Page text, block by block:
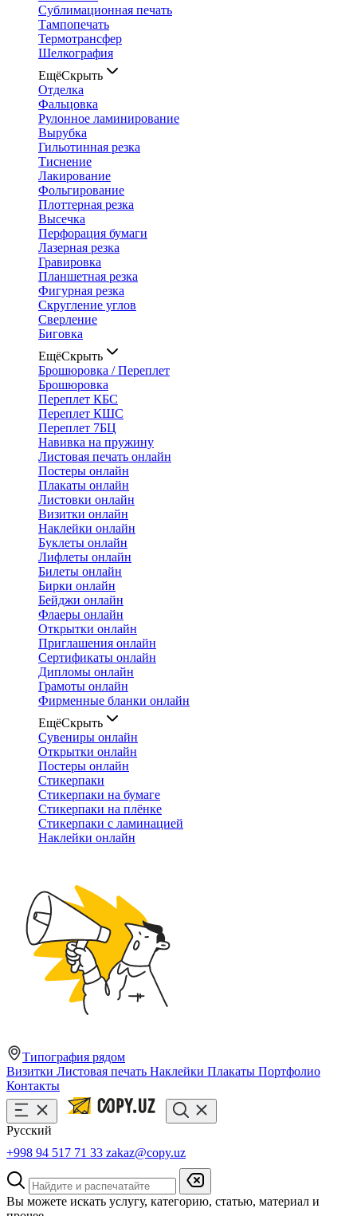
Сублимационная печать
Тампопечать
Термотрансфер
Шелкография
ЕщёСкрыть
Отделка
Фальцовка
Рулонное ламинирование
Вырубка
Гильотинная резка
Тиснение
Лакирование
Фольгирование
Плоттерная резка
Высечка
Перфорация бумаги
Лазерная резка
Гравировка
Планшетная резка
Фигурная резка
Скругление углов
Сверление
Биговка
ЕщёСкрыть
Брошюровка / Переплет
Брошюровка
Переплет КБС
Переплет КШС
Переплет 7БЦ
Навивка на пружину
Листовая печать онлайн
Постеры онлайн
Плакаты онлайн
Листовки онлайн
Визитки онлайн
Наклейки онлайн
Буклеты онлайн
Лифлеты онлайн
Билеты онлайн
Бирки онлайн
Бейджи онлайн
Флаеры онлайн
Открытки онлайн
Приглашения онлайн
Сертификаты онлайн
Дипломы онлайн
Грамоты онлайн
Фирменные бланки онлайн
ЕщёСкрыть
Сувениры онлайн
Открытки онлайн
Постеры онлайн
Стикерпаки
Стикерпаки на бумаге
Стикерпаки на плёнке
Стикерпаки с ламинацией
Наклейки онлайн
Типография рядом
Визитки Листовая печать Наклейки Плакаты Портфолио
Контакты
Русский
+998 94 517 71 33 zakaz@copy.uz
Вы можете искать услугу, категорию, статью, материал и